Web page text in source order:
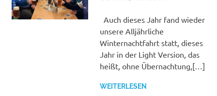
Auch dieses Jahr fand wieder
unsere Alljährliche
Winternachtfahrt statt, dieses
Jahr in der Light Version, das
heißt, ohne Übernachtung,[…]
WEITERLESEN